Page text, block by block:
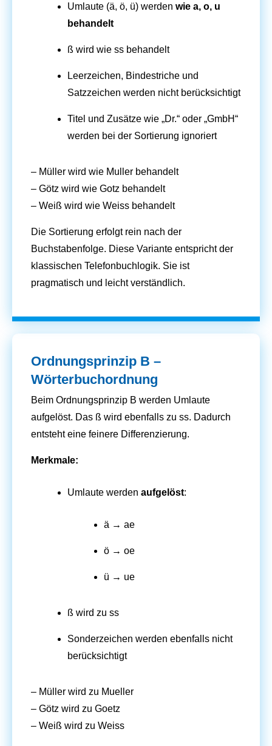
Umlaute (ä, ö, ü) werden wie a, o, u
behandelt
ß wird wie ss behandelt
Leerzeichen, Bindestriche und
Satzzeichen werden nicht berücksichtigt
Titel und Zusätze wie „Dr.“ oder „GmbH“
werden bei der Sortierung ignoriert
– Müller wird wie Muller behandelt
– Götz wird wie Gotz behandelt
– Weiß wird wie Weiss behandelt
Die Sortierung erfolgt rein nach der
Buchstabenfolge. Diese Variante entspricht der
klassischen Telefonbuchlogik. Sie ist
pragmatisch und leicht verständlich.
Ordnungsprinzip B –
Wörterbuchordnung
Beim Ordnungsprinzip B werden Umlaute
aufgelöst. Das ß wird ebenfalls zu ss. Dadurch
entsteht eine feinere Differenzierung.
Merkmale:
Umlaute werden aufgelöst:
ä → ae
ö → oe
ü → ue
ß wird zu ss
Sonderzeichen werden ebenfalls nicht
berücksichtigt
– Müller wird zu Mueller
– Götz wird zu Goetz
– Weiß wird zu Weiss